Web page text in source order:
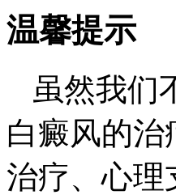
温馨提示
虽然我们
白癜风的
治疗、心理